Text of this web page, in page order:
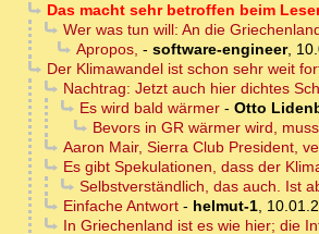
Das macht sehr betroffen beim
Wer was tun will: An die
Apropos, - software-engineer,
Der Klimawandel ist schon sehr weit
Nachtrag: Jetzt auch hier dichtes
Es wird bald wärmer- Otto
Bevors in GR wärmer wird,
Aaron Mair, Sierra Club President,
Es gibt Spekulationen, dass der
Selbstverständlich, das auch. Ist
Einfache Antwort- helmut-1,
In Griechenland ist es wie hier; die